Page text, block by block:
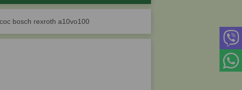
bosch rexroth a10vo100